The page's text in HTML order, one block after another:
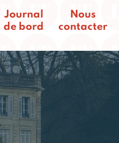
Journal
de bord
Nous
contacter